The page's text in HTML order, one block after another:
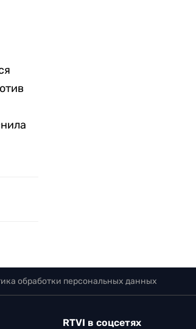
обработки персональных данных
RTVI в соцсетях